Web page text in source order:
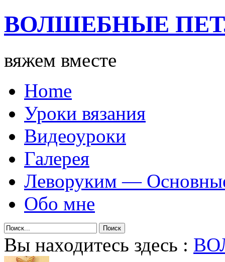
ВОЛШЕБНЫЕ
вяжем вместе
Home
Уроки вязания
Видеоуроки
Галерея
Леворуким —
Обо мне
Вы находитесь здесь :